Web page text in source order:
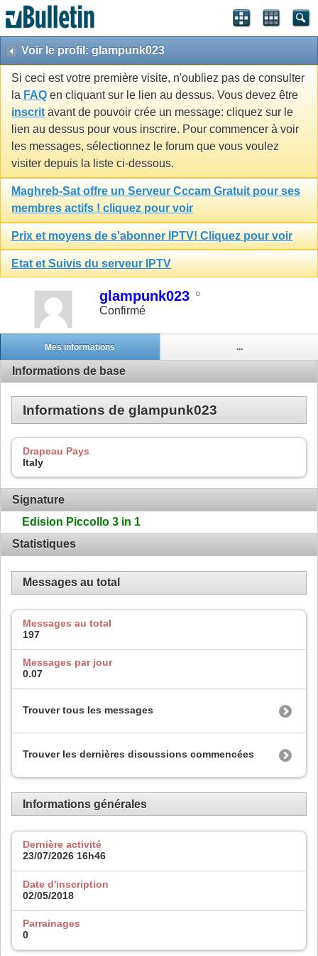
Voir le profil: glampunk023
Si ceci est votre première visite, n'oubliez pas de consulter
la FAQ en cliquant sur le lien au dessus. Vous devez être
inscrit avant de pouvoir crée un message: cliquez sur le
lien au dessus pour vous inscrire. Pour commencer à voir
les messages, sélectionnez le forum que vous voulez
visiter depuis la liste ci-dessous.
Maghreb-Sat offre un Serveur Cccam Gratuit pour ses
membres actifs ! cliquez pour voir
Prix et moyens de s'abonner IPTV! Cliquez pour voir
Etat et Suivis du serveur IPTV
glampunk023
Confirmé
Mes informations ...
Informations de base
Informations de glampunk023
Drapeau Pays
Italy
Signature
Edision Piccollo 3 in 1
Statistiques
Messages au total
Messages au total
197
Messages par jour
0.07
Trouver tous les messages
Trouver les dernières discussions commencées
Informations générales
Dernière activité
23/07/2026 16h46
Date d'inscription
02/05/2018
Parrainages
0